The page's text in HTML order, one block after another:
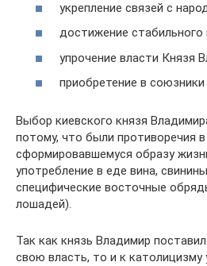
укрепление связей с
достижение стабильного
упрочение власти Князя
приобретение в союзники
Выбор киевского князя
потому, что были противоречия
сформировавшемуся образу
употребление в еде вина,
специфические восточные
лошадей).
Так как князь Владимир
свою власть, то и к католицизму